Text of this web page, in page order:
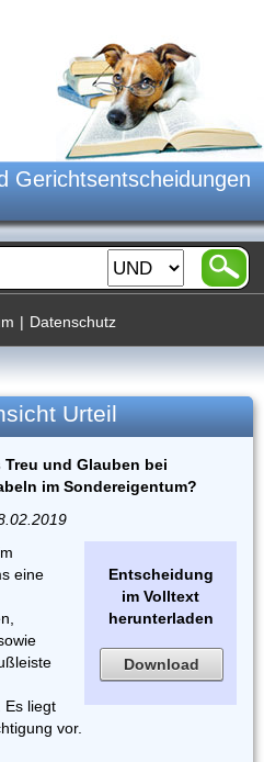
Gerichtsentscheidungen
| Datenschutz
Urteil
und Glauben bei
im Sondereigentum?
Entscheidung
im Volltext
herunterladen
Download
eine
Es liegt
vor.